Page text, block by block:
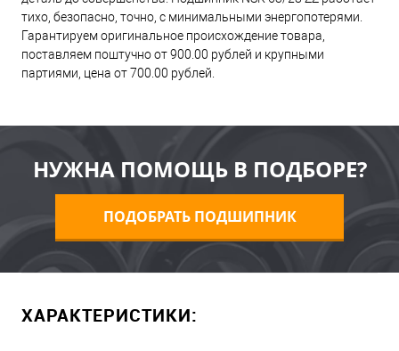
тихо, безопасно, точно, с минимальными энергопотерями.
Гарантируем оригинальное происхождение товара,
поставляем поштучно от 900.00 рублей и крупными
партиями, цена от 700.00 рублей.
НУЖНА ПОМОЩЬ В ПОДБОРЕ?
ПОДОБРАТЬ ПОДШИПНИК
ХАРАКТЕРИСТИКИ: